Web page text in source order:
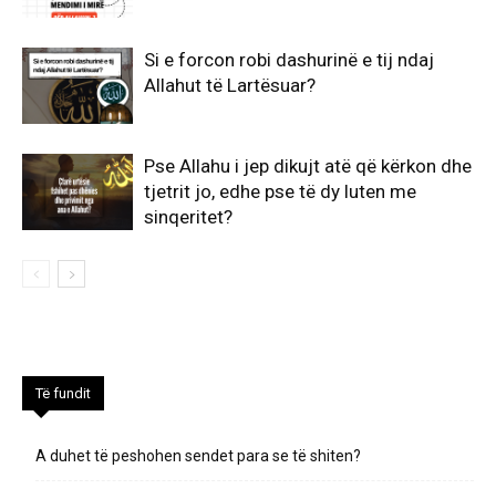
Si e forcon robi dashurinë e tij ndaj
Allahut të Lartësuar?
Pse Allahu i jep dikujt atë që kërkon dhe
tjetrit jo, edhe pse të dy luten me
sinqeritet?
Të fundit
A duhet të peshohen sendet para se të shiten?